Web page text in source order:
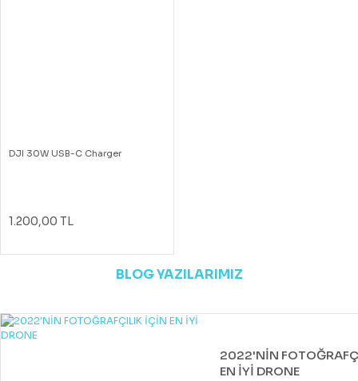
DJI 30W USB-C Charger
1.200,00 TL
BLOG YAZILARIMIZ
2022'NİN
EN İYİ DRONE